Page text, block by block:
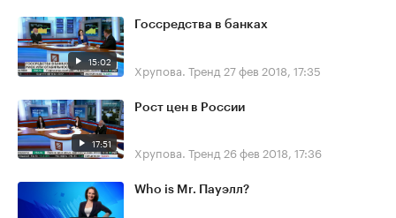
15:02
Госсредства в банках
Хрупова. Тренд 27 фев 2018, 17:35
17:51
Рост цен в России
Хрупова. Тренд 26 фев 2018, 17:36
Who is Mr. Пауэлл?